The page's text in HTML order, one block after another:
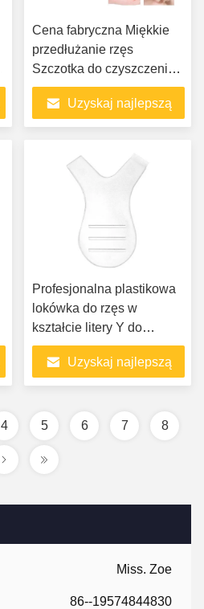
Miss. Zoe
86--19574844830
Cena fabryczna Miękkie
przedłużanie rzęs
Szczotka do czyszczenia i
aplikator szamponu do
podnoszenia rzęs
Zaakceptuj prywatną
Uzyskaj najlepszą
Profesjonalna plastikowa
lokówka do rzęs w
kształcie litery Y do
podnoszenia rzęs
Uzyskaj najlepszą
4 5 6 7 8